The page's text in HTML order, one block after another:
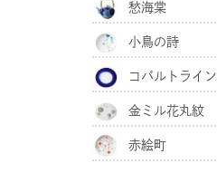
愁海棠
小鳥の詩
コバルトライン
金ミル花丸紋
赤絵町